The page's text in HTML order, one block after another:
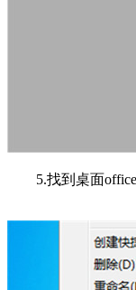
5.找到桌面office